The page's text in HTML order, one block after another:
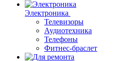
Электроника
Телевизоры
Аудиотехника
Телефоны
Фитнес-браслет